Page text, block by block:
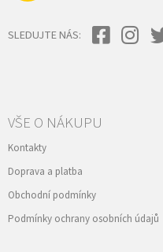
SLEDUJTE NÁS:
VŠE O NÁKUPU
Kontakty
Doprava a platba
Obchodní podmínky
Podmínky ochrany osobních údajů